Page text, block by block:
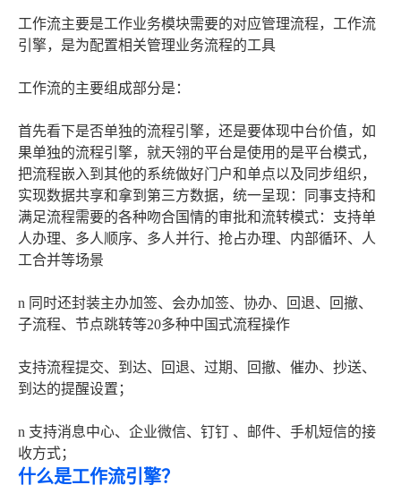
工作流主要是工作业务模块需要的对应管理流程，工作流
引擎，是为配置相关管理业务流程的工具
工作流的主要组成部分是：
首先看下是否单独的流程引擎，还是要体现中台价值，如
果单独的流程引擎，就天翎的平台是使用的是平台模式，
把流程嵌入到其他的系统做好门户和单点以及同步组织，
实现数据共享和拿到第三方数据，统一呈现：同事支持和
满足流程需要的各种吻合国情的审批和流转模式：支持单
人办理、多人顺序、多人并行、抢占办理、内部循环、人
工合并等场景
n 同时还封装主办加签、会办加签、协办、回退、回撤、
子流程、节点跳转等20多种中国式流程操作
支持流程提交、到达、回退、过期、回撤、催办、抄送、
到达的提醒设置；
n 支持消息中心、企业微信、钉钉 、邮件、手机短信的接
收方式；
什么是工作流引擎？